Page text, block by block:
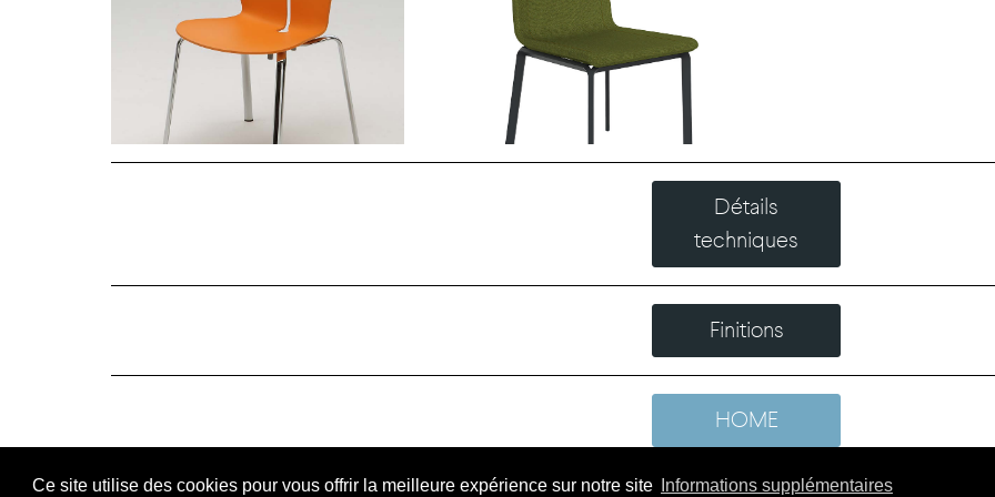
Ce site utilise des cookies pour vous offrir la meilleure expérience sur notre site Informations supplémentaires
Détails
techniques
Finitions
HOME